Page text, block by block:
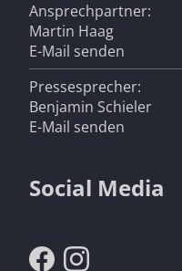
Ansprechpartner:
Martin Haag
E-Mail senden
Pressesprecher:
Benjamin Schieler
E-Mail senden
Social Media